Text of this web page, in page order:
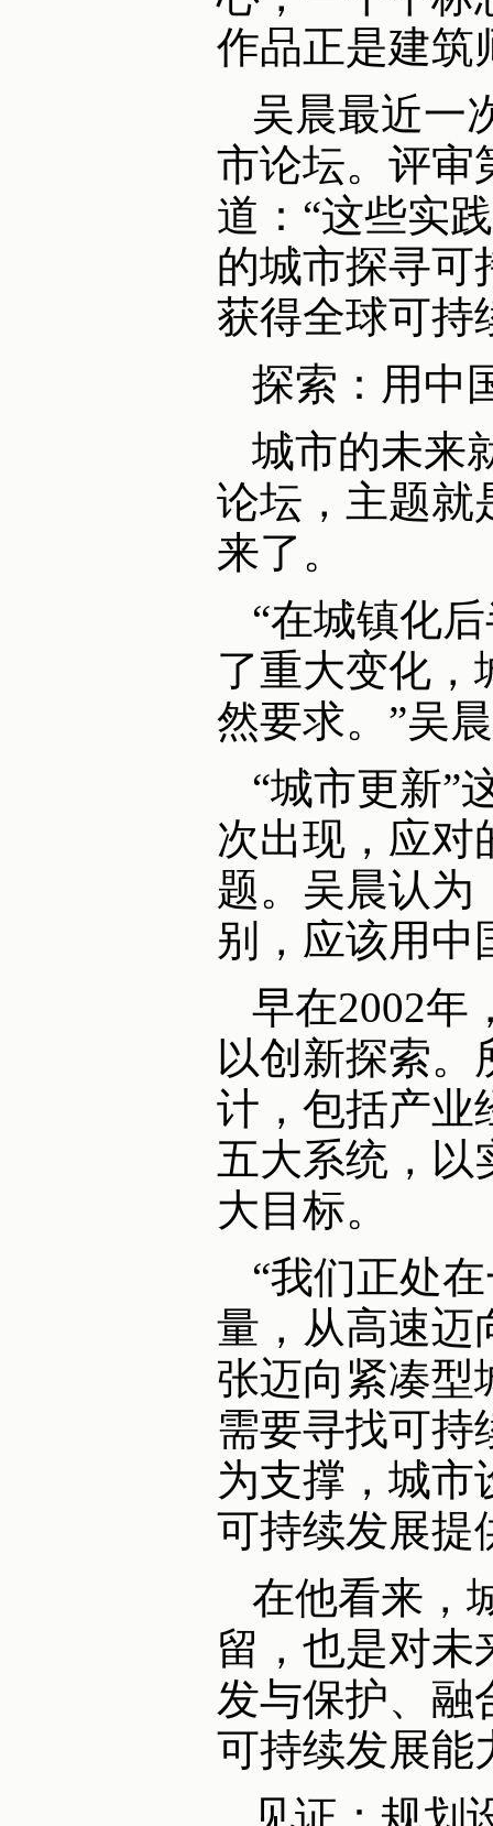
作品正是建筑
吴晨最近一
市论坛。评审
道：“这些实
的城市探寻可
获得全球可持
探索：用中
城市的未来
论坛，主题就
来了。
“在城镇化
了重大变化，
然要求。”吴
“城市更新”
次出现，应对
题。吴晨认为
别，应该用中
早在2002年
以创新探索。
计，包括产业
五大系统，以
大目标。
“我们正处
量，从高速迈
张迈向紧凑型
需要寻找可持
为支撑，城市
可持续发展提
在他看来，
留，也是对未
发与保护、融
可持续发展能